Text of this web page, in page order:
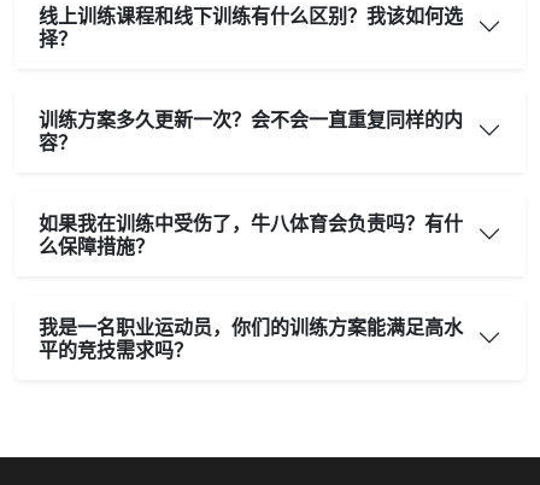
线上训练课程和线下训练有什么区别？我该如何选
择？
训练方案多久更新一次？会不会一直重复同样的内
容？
如果我在训练中受伤了，牛八体育会负责吗？有什
么保障措施？
我是一名职业运动员，你们的训练方案能满足高水
平的竞技需求吗？